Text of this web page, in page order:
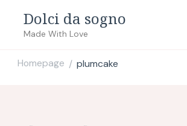
Dolci da sogno
Made With Love
Homepage / plumcake